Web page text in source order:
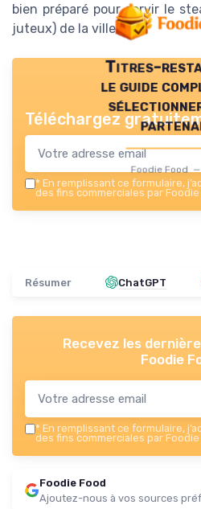
bien préparé pour servir le
juteux) de la ville.
Titres-
le guide
Foodie Food
Téléchargez
* En remplissant ce formulaire,
des fins commerciales par
Résumer ChatGPT
Recevez les
Foodie
* En remplissant ce formulaire,
des fins commerciales par
Foodie Food
Ajoutez-nous à vos sources